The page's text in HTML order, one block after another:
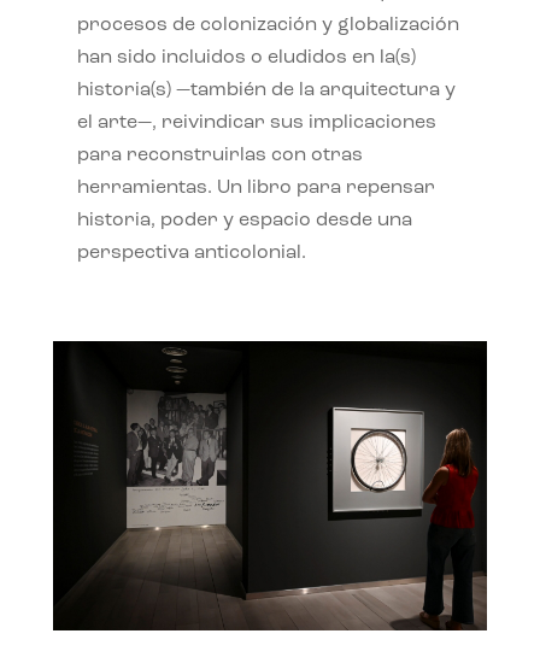
procesos de colonización y globalización
han sido incluidos o eludidos en la(s)
historia(s) —también de la arquitectura y
el arte—, reivindicar sus implicaciones
para reconstruirlas con otras
herramientas. Un libro para repensar
historia, poder y espacio desde una
perspectiva anticolonial.